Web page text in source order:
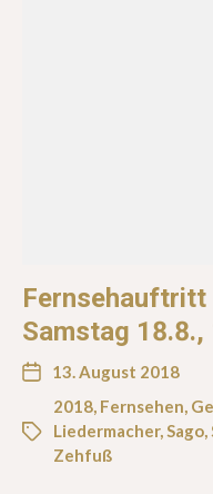
Fernsehauftritt
Samstag 18.8.,
13. August 2018
2018, Fernsehen,
Liedermacher,Sago,
Zehfuß